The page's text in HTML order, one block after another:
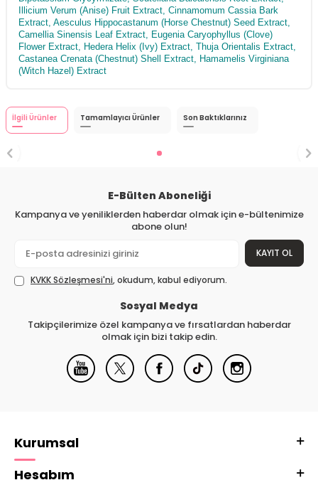
Illicium Verum (Anise) Fruit Extract, Cinnamomum Cassia Bark
Extract, Aesculus Hippocastanum (Horse Chestnut) Seed Extract,
Camellia Sinensis Leaf Extract, Eugenia Caryophyllus (Clove)
Flower Extract, Hedera Helix (Ivy) Extract, Thuja Orientalis Extract,
Castanea Crenata (Chestnut) Shell Extract, Hamamelis Virginiana
(Witch Hazel) Extract
İlgili Ürünler Tamamlayıcı Ürünler Son Baktıklarınız
E-Bülten Aboneliği
Kampanya ve yeniliklerden haberdar olmak için e-bültenimize
abone olun!
KAYIT OL
KVKK Sözleşmesi'ni, okudum, kabul ediyorum.
Sosyal Medya
Takipçilerimize özel kampanya ve fırsatlardan haberdar
olmak için bizi takip edin.
Kurumsal
Hesabım